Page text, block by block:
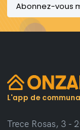
Abonnez-vous
L'app de
Trece Rosas, 3 -